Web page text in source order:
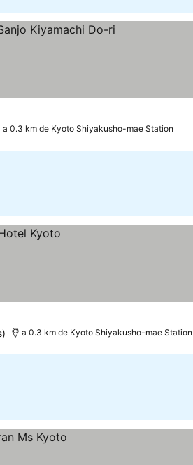
a 0.3 km de Kyoto Shiyakusho-mae Station
a 0.3 km de Kyoto Shiyakusho-mae Station